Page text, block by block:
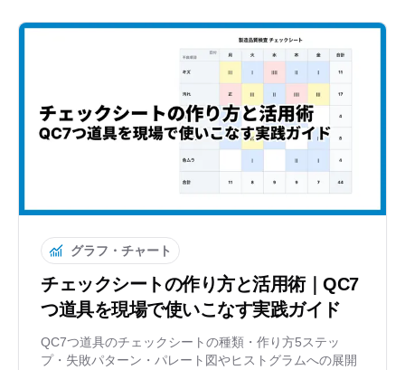
グラフ・チャート
チェックシートの作り方と活用術｜QC7
つ道具を現場で使いこなす実践ガイド
QC7つ道具のチェックシートの種類・作り方5ステッ
プ・失敗パターン・パレート図やヒストグラムへの展開